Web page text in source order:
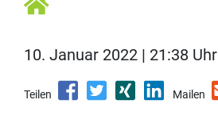
10. Januar 2022 | 21:38 Uhr
Teilen Mailen